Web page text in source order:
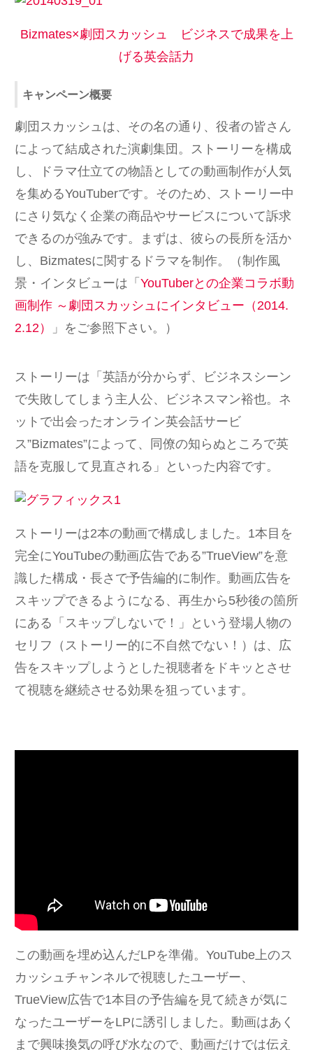
Bizmates×劇団スカッシュ ビジネスで成果を上
げる英会話力
キャンペーン概要
劇団スカッシュは、その名の通り、役者の皆さん
によって結成された演劇集団。ストーリーを構成
し、ドラマ仕立ての物語としての動画制作が人気
を集めるYouTuberです。そのため、ストーリー中
にさり気なく企業の商品やサービスについて訴求
できるのが強みです。まずは、彼らの長所を活か
し、Bizmatesに関するドラマを制作。（制作風
景・インタビューは「 YouTuberとの企業コラボ動
画制作 ～劇団スカッシュにインタビュー（2014.
2.12）
」をご参照下さい。）
ストーリーは「英語が分からず、ビジネスシーン
で失敗してしまう主人公、ビジネスマン裕也。ネ
ットで出会ったオンライン英会話サービ
ス”Bizmates”によって、同僚の知らぬところで英
語を克服して見直される」といった内容です。
ストーリーは2本の動画で構成しました。1本目を
完全にYouTubeの動画広告である”TrueView”を意
識した構成・長さで予告編的に制作。動画広告を
スキップできるようになる、再生から5秒後の箇所
にある「スキップしないで！」という登場人物の
セリフ（ストーリー的に不自然でない！）は、広
告をスキップしようとした視聴者をドキッとさせ
て視聴を継続させる効果を狙っています。
この動画を埋め込んだLPを準備。YouTube上のス
カッシュチャンネルで視聴したユーザー、
TrueView広告で1本目の予告編を見て続きが気に
なったユーザーをLPに誘引しました。動画はあく
まで興味換気の呼び水なので、動画だけでは伝え